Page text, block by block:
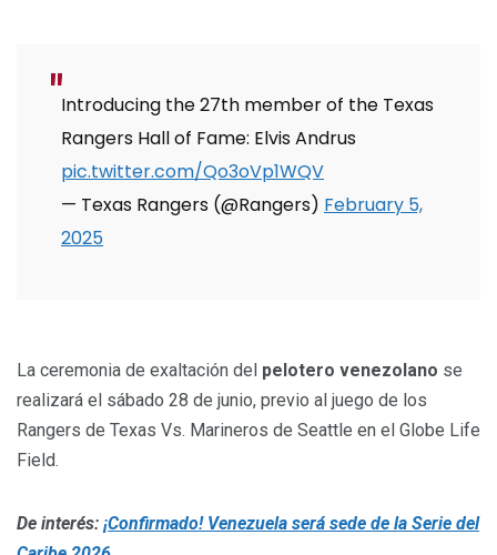
Introducing the 27th member of the Texas
Rangers Hall of Fame: Elvis Andrus
pic.twitter.com/Qo3oVp1WQV
— Texas Rangers (@Rangers) February 5,
2025
La ceremonia de exaltación del pelotero venezolano se
realizará el sábado 28 de junio, previo al juego de los
Rangers de Texas Vs. Marineros de Seattle en el Globe Life
Field.
De interés: ¡Confirmado! Venezuela será sede de la Serie del